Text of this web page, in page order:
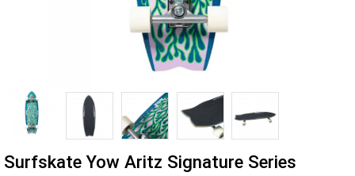
Surfskate Yow Aritz Signature Series